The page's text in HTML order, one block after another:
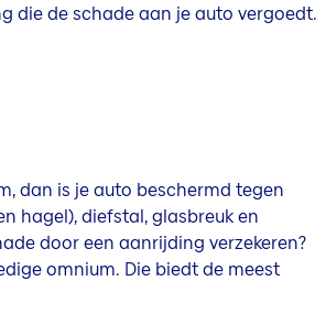
die de schade aan je auto vergoedt.
dan is je auto beschermd tegen
hagel), diefstal, glasbreuk en
door een aanrijding verzekeren?
omnium. Die biedt de meest